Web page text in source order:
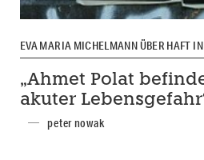
EVA MARIA MICHELMANN ÜBER HAFT
„Ahmet Polat
akuter
peter nowak